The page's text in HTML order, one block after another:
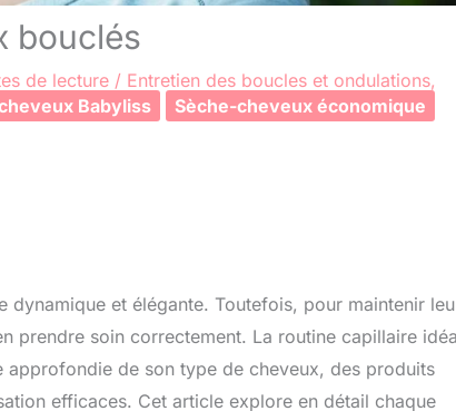
bouclés
de lecture / Entretien des boucles et ondulations,
Babyliss
Sèche-cheveux économique
et élégante. Toutefois, pour maintenir
prendre soin correctement. La routine capillaire
approfondie de son type de cheveux, des produits
efficaces. Cet article explore en détail chaque